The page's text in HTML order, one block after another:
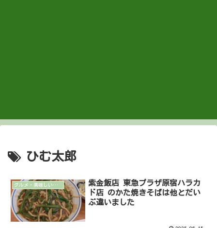
ひむ太郎
グルメ・美味しいもの
紫金飯店 東急プラザ原宿ハラカ
ド店 のかた焼きそばは他とだい
ぶ違いました